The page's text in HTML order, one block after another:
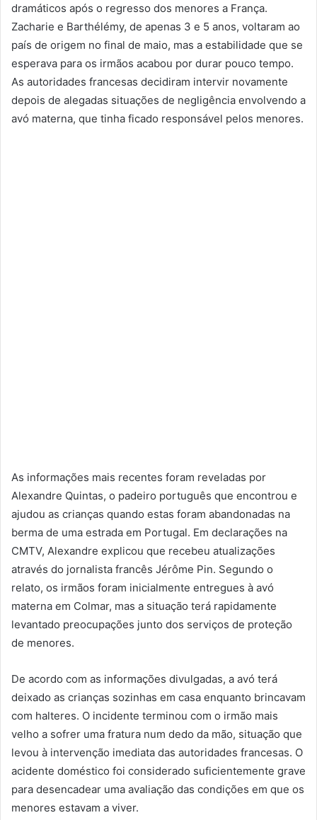
dramáticos após o regresso dos menores a França.
Zacharie e Barthélémy, de apenas 3 e 5 anos, voltaram ao
país de origem no final de maio, mas a estabilidade que se
esperava para os irmãos acabou por durar pouco tempo.
As autoridades francesas decidiram intervir novamente
depois de alegadas situações de negligência envolvendo a
avó materna, que tinha ficado responsável pelos menores.
As informações mais recentes foram reveladas por
Alexandre Quintas, o padeiro português que encontrou e
ajudou as crianças quando estas foram abandonadas na
berma de uma estrada em Portugal. Em declarações na
CMTV, Alexandre explicou que recebeu atualizações
através do jornalista francês Jérôme Pin. Segundo o
relato, os irmãos foram inicialmente entregues à avó
materna em Colmar, mas a situação terá rapidamente
levantado preocupações junto dos serviços de proteção
de menores.
De acordo com as informações divulgadas, a avó terá
deixado as crianças sozinhas em casa enquanto brincavam
com halteres. O incidente terminou com o irmão mais
velho a sofrer uma fratura num dedo da mão, situação que
levou à intervenção imediata das autoridades francesas. O
acidente doméstico foi considerado suficientemente grave
para desencadear uma avaliação das condições em que os
menores estavam a viver.